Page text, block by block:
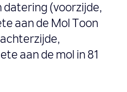
(voorzijde,
aan de Mol Toon
aan de mol in 81